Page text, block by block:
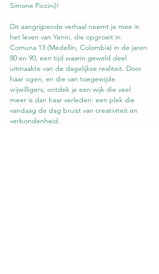
Simone Piccini)!
Dit aangrijpende verhaal neemt je mee in
het leven van Yenni, die opgroeit in
Comuna 13 (Medellín, Colombia) in de jaren
80 en 90, een tijd waarin geweld deel
uitmaakte van de dagelijkse realiteit. Door
haar ogen, en die van toegewijde
vrijwilligers, ontdek je een wijk die veel
meer is dan haar verleden: een plek die
vandaag de dag bruist van creativiteit en
verbondenheid.